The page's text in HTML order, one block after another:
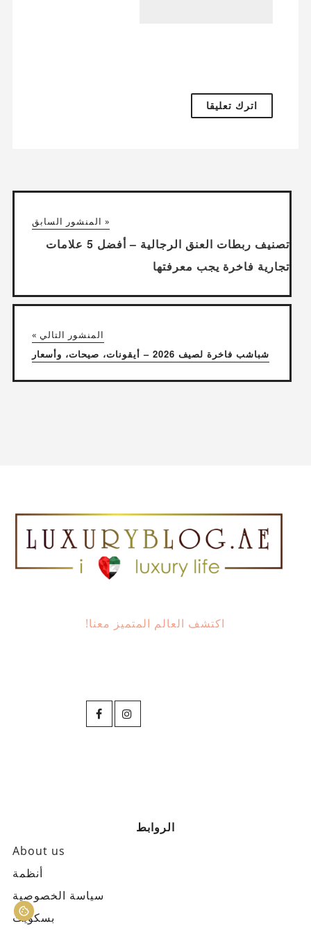
« المنشور السابق
تصنيف ربطات العنق الرجالية – أفضل 5 علامات
تجارية فاخرة يجب معرفتها
المنشور التالي »
شباشب فاخرة لصيف 2026 – أيقونات، صيحات، وأسعار
اكتشف العالم المتميز معنا!
الروابط
About us
أنظمة
سياسة الخصوصية
بسكويت